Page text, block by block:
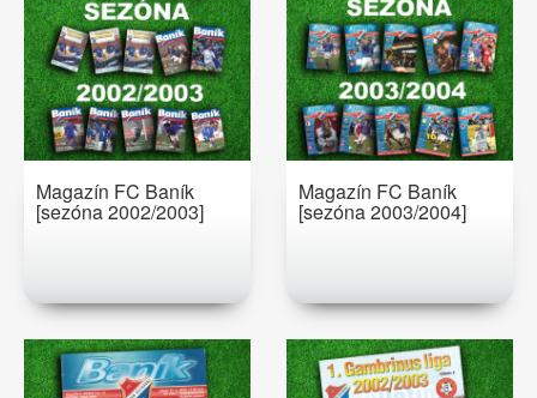
Magazín FC Baník
[sezóna 2002/2003]
Magazín FC Baník
[sezóna 2003/2004]